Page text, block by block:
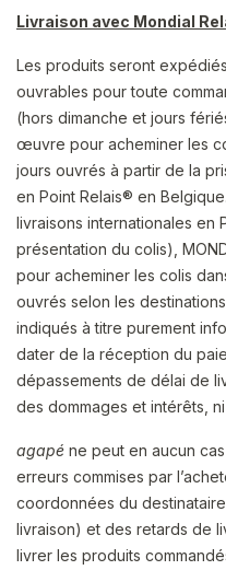
Livraison avec Mondial
Les produits seront
ouvrables pour toute
(hors dimanche et jours
œuvre pour acheminer les
jours ouvrés à partir de la
en Point Relais® en
livraisons internationales en
présentation du colis),
pour acheminer les colis
ouvrés selon les
indiqués à titre purement
dater de la réception du
dépassements de délai de
des dommages et intérêts,
agapé ne peut en aucun
erreurs commises par
coordonnées du
livraison) et des retards de
livrer les produits